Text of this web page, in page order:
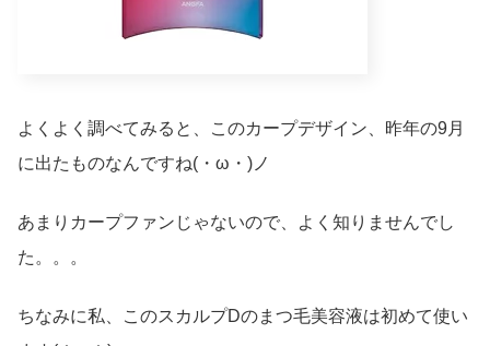
よくよく調べてみると、このカープデザイン、昨年の9月
に出たものなんですね(・ω・)ノ
あまりカープファンじゃないので、よく知りませんでし
た。。。
ちなみに私、このスカルプDのまつ毛美容液は初めて使い